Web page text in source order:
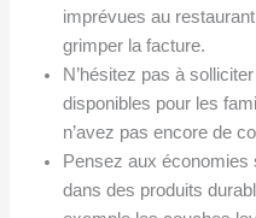
imprévues au
grimper la facture.
N’hésitez pas à
disponibles pour les
n’avez pas encore de
Pensez aux
dans des produits